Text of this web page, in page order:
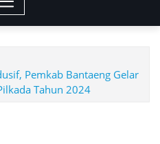
Pemkab Bantaeng Gelar
Tahun 2024